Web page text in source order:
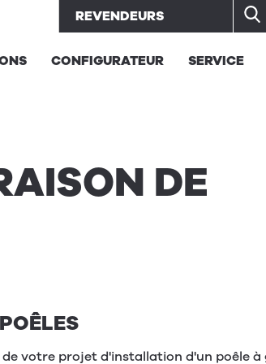
REVENDEURS
CONFIGURATEUR SERVICE
DE
votre projet d'installation d'un poêle à